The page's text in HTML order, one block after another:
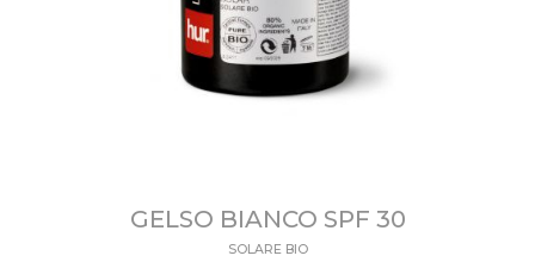
GELSO BIANCO SPF 30
SOLARE BIO